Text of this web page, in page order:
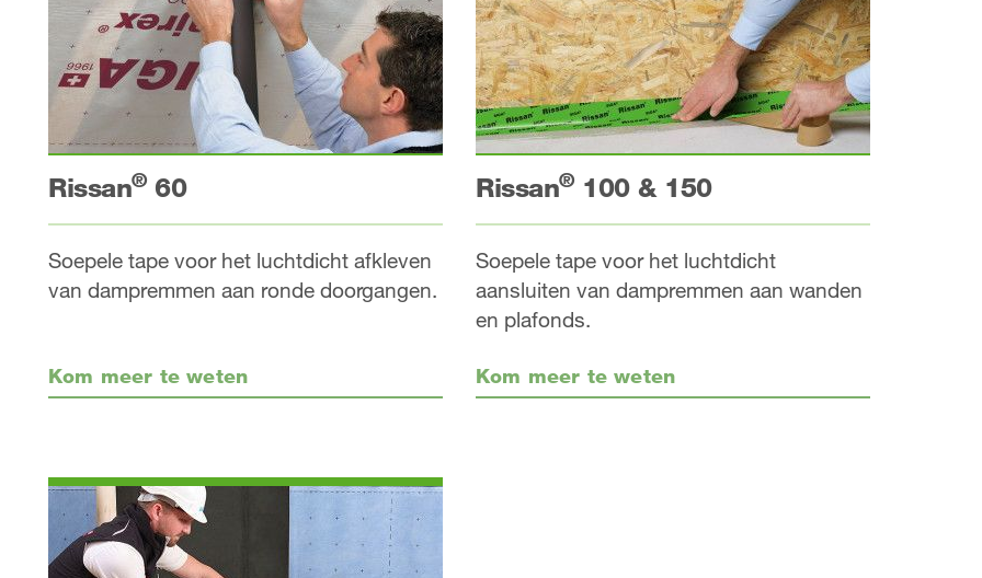
Rissan®60
Soepele tape voor het luchtdicht afkleven
van dampremmen aan ronde doorgangen.
Kom meer te weten
Rissan®100 & 150
Soepele tape voor het luchtdicht
aansluiten van dampremmen aan wanden
en plafonds.
Kom meer te weten